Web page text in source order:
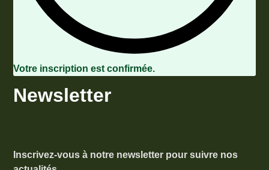
Votre inscription est confirmée.
Newsletter
Inscrivez-vous à notre newsletter pour suivre nos